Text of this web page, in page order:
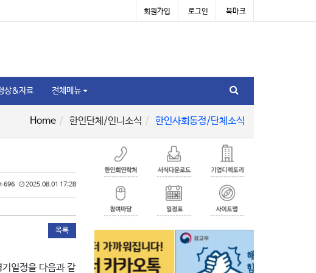
회원가입 로그인 북마크
상&자료 전체메뉴
Home 한인단체/인니소식 한인사회동정/단체소식
696 2025.08.01 17:28
목록
일정을 다음과 같